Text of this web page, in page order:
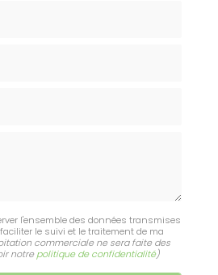
l'ensemble des données transmises
le suivi et le traitement de ma
commerciale ne sera faite des
notre politique de confidentialité)